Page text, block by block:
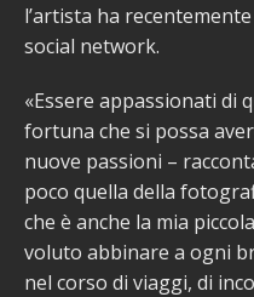
l’artista ha
social network.
«Essere appassionati di
fortuna che si possa
nuove passioni –
poco quella della
che è anche la mia
voluto abbinare a ogni
nel corso di viaggi, di